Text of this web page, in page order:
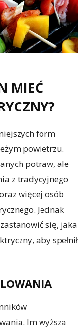
MIEĆ
form
powietrzu.
potraw, ale
z tradycyjnego
więcej osób
Jednak
się, jaka
aby spełnił
Im wyższa